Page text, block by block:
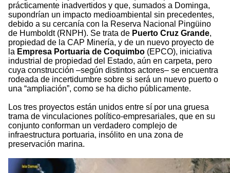
prácticamente inadvertidos y que, sumados a Dominga,
supondrían un impacto medioambiental sin precedentes,
debido a su cercanía con la Reserva Nacional Pingüino
de Humboldt (RNPH). Se trata de Puerto Cruz Grande,
propiedad de la CAP Minería, y de un nuevo proyecto de
la Empresa Portuaria de Coquimbo (EPCO), iniciativa
industrial de propiedad del Estado, aún en carpeta, pero
cuya construcción –según distintos actores– se encuentra
rodeada de incertidumbre sobre si será un nuevo puerto o
una “ampliación”, como se ha dicho públicamente.
Los tres proyectos están unidos entre sí por una gruesa
trama de vinculaciones político-empresariales, que en su
conjunto conforman un verdadero complejo de
infraestructura portuaria, insólito en una zona de
preservación marina.